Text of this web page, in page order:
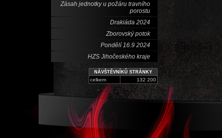
Zásah jednotky u požáru travního
porostu
Drakiáda 2024
Zborovský potok
Pondělí 16.9 2024
HZS Jihočeského kraje
NÁVŠTĚVNÍKŮ STRÁNKY
celkem 132 200